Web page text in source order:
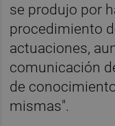
se produjo por
procedimiento
actuaciones,
comunicación
de
mismas".